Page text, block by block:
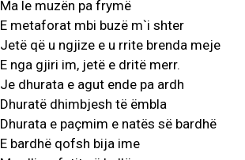
Ma le muzën pa frymë
E metaforat mbi buzë m`i shter
Jetë që u ngjize e u rrite brenda meje
E nga gjiri im, jetë e dritë merr.
Je dhurata e agut ende pa ardh
Dhuratë dhimbjesh të ëmbla
Dhurata e paçmim e natës së bardhë
E bardhë qofsh bija ime